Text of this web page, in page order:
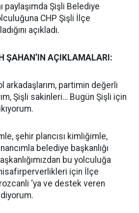
paylaşımda Şişli Belediye
CHP Şişli İlçe
açıkladı.
ŞAHAN’IN AÇIKLAMALARI:
arkadaşlarım, partimin değerli
Şişli sakinleri… Bugün Şişli için
şehir plancısı kimliğimle,
belediye başkanlığı
bu yolculuğa
için İlçe
‘ya ve destek veren